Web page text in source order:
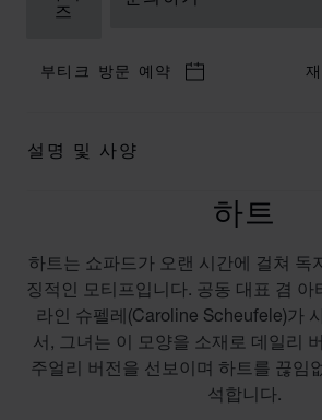
즈
부티크 방문 예약
설명 및 사양
하트
하트는 쇼파드가 오랜 시간에 걸쳐 독
징적인 모티프입니다. 공동 대표 겸 아
라인 슈펠레(Caroline Scheufele)가
서, 그녀는 이 모양을 소재로 데일리
주얼리 버전을 선보이며 하트를 끊임
석합니다.